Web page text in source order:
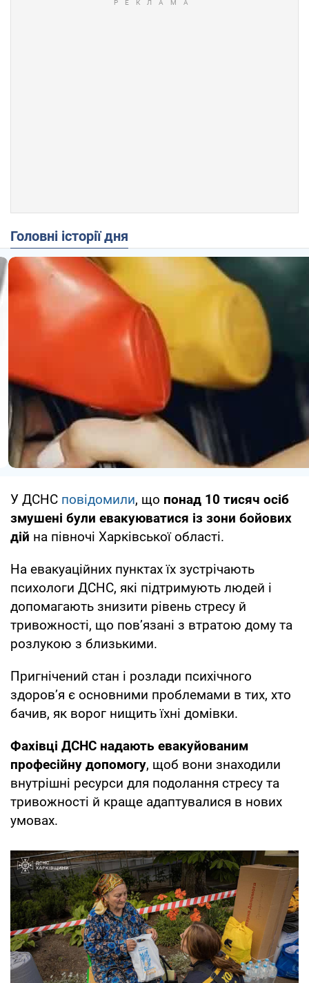
Головні історії дня
У ДСНС повідомили, що понад 10 тисяч осіб
змушені були евакуюватися із зони бойових
дій на півночі Харківської області.
На евакуаційних пунктах їх зустрічають
психологи ДСНС, які підтримують людей і
допомагають знизити рівень стресу й
тривожності, що пов’язані з втратою дому та
розлукою з близькими.
Пригнічений стан і розлади психічного
здоров’я є основними проблемами в тих, хто
бачив, як ворог нищить їхні домівки.
Фахівці ДСНС надають евакуйованим
професійну допомогу, щоб вони знаходили
внутрішні ресурси для подолання стресу та
тривожності й краще адаптувалися в нових
умовах.